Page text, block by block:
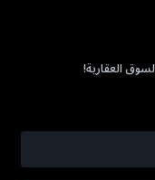
العقارية!